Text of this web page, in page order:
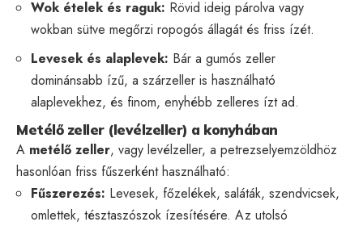
Wok ételek és raguk: Rövid ideig párolva vagy
wokban sütve megőrzi ropogós állagát és friss ízét.
Levesek és alaplevek: Bár a gumós zeller
dominánsabb ízű, a szárzeller is használható
alaplevekhez, és finom, enyhébb zelleres ízt ad.
Metélő zeller (levélzeller) a konyhában
A metélő zeller, vagy levélzeller, a petrezselyemzöldhöz
hasonlóan friss fűszerként használható:
Fűszerezés: Levesek, főzelékek, saláták, szendvicsek,
omlettek, tésztaszószok ízesítésére. Az utolsó